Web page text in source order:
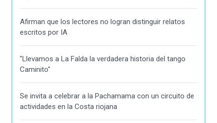
Afirman que los lectores no logran distinguir relatos
escritos por IA
"Llevamos a La Falda la verdadera historia del tango
Caminito"
Se invita a celebrar a la Pachamama con un circuito de
actividades en la Costa riojana